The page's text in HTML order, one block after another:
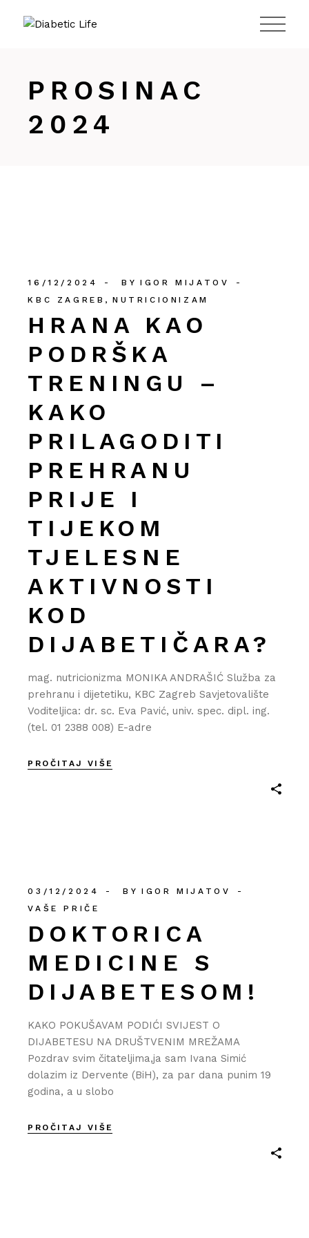
PROSINAC
2024
16/12/2024 BY IGOR MIJATOV
KBC ZAGREB
NUTRICIONIZAM
HRANA KAO
PODRŠKA
TRENINGU –
KAKO
PRILAGODITI
PREHRANU
PRIJE I
TIJEKOM
TJELESNE
AKTIVNOSTI
KOD
DIJABETIČARA?
mag. nutricionizma MONIKA ANDRAŠIĆ Služba za
prehranu i dijetetiku, KBC Zagreb Savjetovalište
Voditeljica: dr. sc. Eva Pavić, univ. spec. dipl. ing.
(tel. 01 2388 008) E-adre
PROČITAJ VIŠE
03/12/2024 BY IGOR MIJATOV
VAŠE PRIČE
DOKTORICA
MEDICINE S
DIJABETESOM!
KAKO POKUŠAVAM PODIĆI SVIJEST O
DIJABETESU NA DRUŠTVENIM MREŽAMA
Pozdrav svim čitateljima,ja sam Ivana Simić
dolazim iz Dervente (BiH), za par dana punim 19
godina, a u slobo
PROČITAJ VIŠE